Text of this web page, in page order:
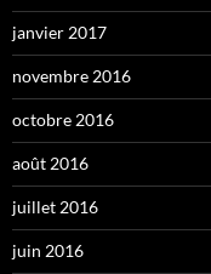
janvier 2017
novembre 2016
octobre 2016
août 2016
juillet 2016
juin 2016